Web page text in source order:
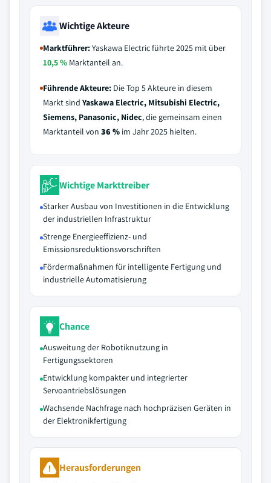
Wichtige Akteure
Marktführer:Yaskawa Electric führte 2025 mit über
10,5 % Marktanteil an.
Führende Akteure: Die Top 5 Akteure in diesem
Markt sind Yaskawa Electric, Mitsubishi Electric,
Siemens, Panasonic, Nidec, die gemeinsam einen
Marktanteil von 36 % im Jahr 2025 hielten.
Wichtige Markttreiber
Starker Ausbau von Investitionen in die Entwicklung
der industriellen Infrastruktur
Strenge Energieeffizienz- und
Emissionsreduktionsvorschriften
Fördermaßnahmen für intelligente Fertigung und
industrielle Automatisierung
Chance
Ausweitung der Robotiknutzung in
Fertigungssektoren
Entwicklung kompakter und integrierter
Servoantriebslösungen
Wachsende Nachfrage nach hochpräzisen Geräten in
der Elektronikfertigung
Herausforderungen